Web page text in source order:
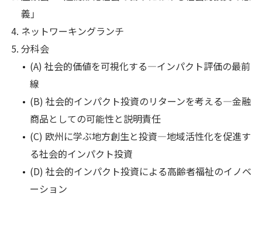
義」
ネットワーキングランチ
分科会
(A) 社会的価値を可視化する―インパクト評価の最前
線
(B) 社会的インパクト投資のリターンを考える―金融
商品としての可能性と説明責任
(C) 欧州に学ぶ地方創生と投資―地域活性化を促進す
る社会的インパクト投資
(D) 社会的インパクト投資による高齢者福祉のイノベ
ーション